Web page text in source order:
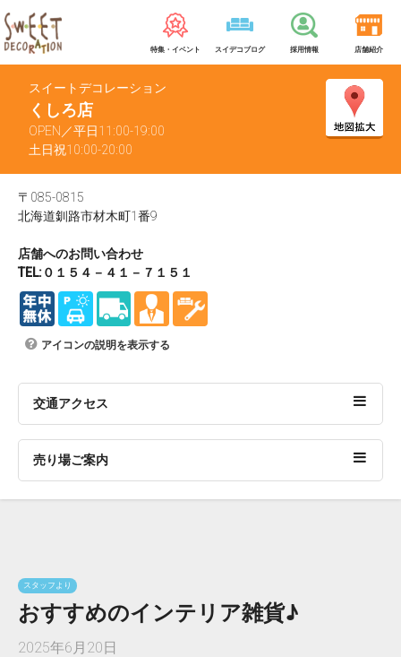
特集・イベント スイデコブログ 採用情報 店舗紹介
スイートデコレーション
くしろ店
OPEN／平日11:00-19:00
土日祝10:00-20:00
〒085-0815
北海道釧路市材木町1番9
店舗へのお問い合わせ
TEL:０１５４－４１－７１５１
アイコンの説明を表示する
交通アクセス
売り場ご案内
スタッフより
おすすめのインテリア雑貨♪
2025年6月20日